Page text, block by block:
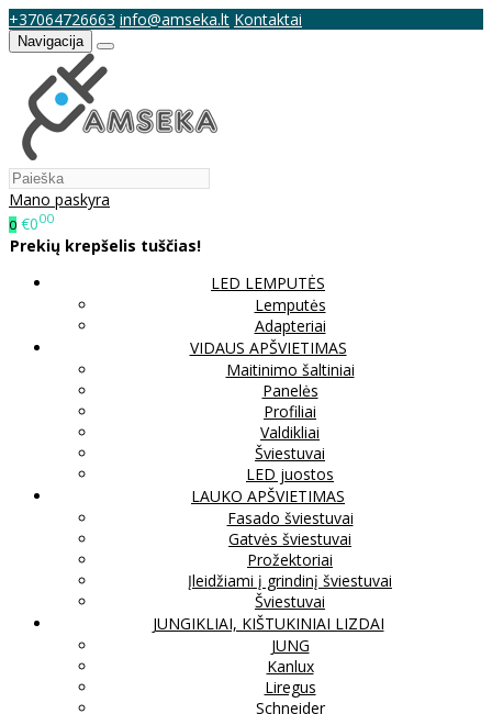
+37064726663 info@amseka.lt Kontaktai
Navigacija
Mano paskyra
0 €000
Prekių krepšelis tuščias!
LED LEMPUTĖS
Lemputės
Adapteriai
VIDAUS APŠVIETIMAS
Maitinimo šaltiniai
Panelės
Profiliai
Valdikliai
Šviestuvai
LED juostos
LAUKO APŠVIETIMAS
Fasado šviestuvai
Gatvės šviestuvai
Prožektoriai
Įleidžiami į grindinį šviestuvai
Šviestuvai
JUNGIKLIAI, KIŠTUKINIAI LIZDAI
JUNG
Kanlux
Liregus
Schneider